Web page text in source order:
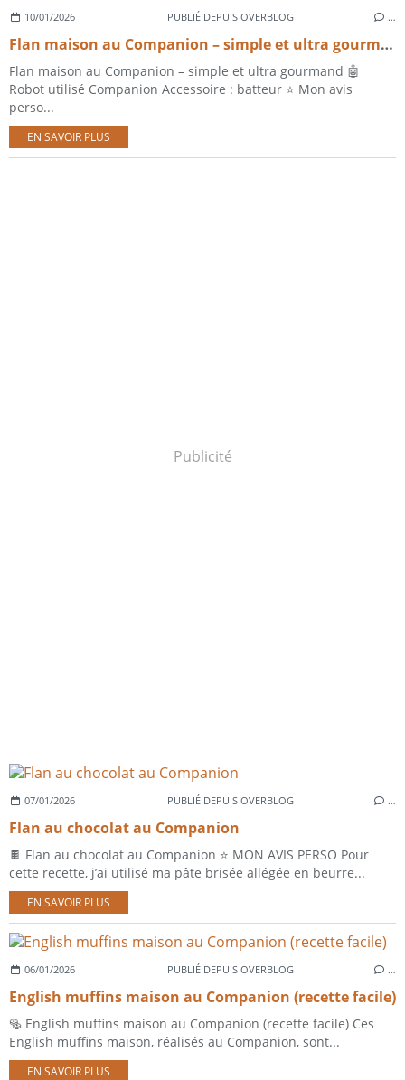
10/01/2026 PUBLIÉ DEPUIS OVERBLOG …
Flan maison au Companion – simple et ultra gourmand
Flan maison au Companion – simple et ultra gourmand 🤖
Robot utilisé Companion Accessoire : batteur ⭐ Mon avis
perso...
EN SAVOIR PLUS
Publicité
07/01/2026 PUBLIÉ DEPUIS OVERBLOG …
Flan au chocolat au Companion
🍫 Flan au chocolat au Companion ⭐ MON AVIS PERSO Pour
cette recette, j’ai utilisé ma pâte brisée allégée en beurre...
EN SAVOIR PLUS
06/01/2026 PUBLIÉ DEPUIS OVERBLOG …
English muffins maison au Companion (recette facile)
🥯 English muffins maison au Companion (recette facile) Ces
English muffins maison, réalisés au Companion, sont...
EN SAVOIR PLUS